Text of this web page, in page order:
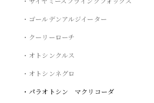
・ゴールデンアルジイーター
・クーリーローチ
・オトシンクルス
・オトシンネグロ
・パラオトシン マクリコーダ